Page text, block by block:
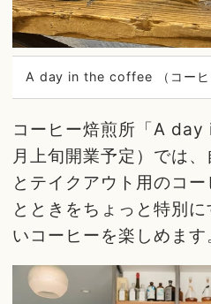
A day in the coffee （コーヒ
コーヒー焙煎所「A
月上旬開業予定）では
とテイクアウト用のコ
とときをちょっと特別
いコーヒーを楽しめます